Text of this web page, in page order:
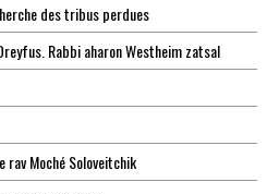
des tribus perdues
Rabbi aharon Westheim zatsal
rav Moché Soloveitchik